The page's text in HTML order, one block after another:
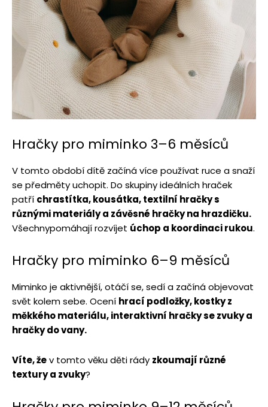
Hračky pro miminko 3–6 měsíců
V tomto období dítě začíná více používat ruce a snaží
se předměty uchopit. Do skupiny ideálních hraček
patří chrastítka, kousátka, textilní hračky s
různými materiály a závěsné hračky na hrazdičku.
Všechnypomáhají rozvíjet úchop a koordinaci rukou.
Hračky pro miminko 6–9 měsíců
Miminko je aktivnější, otáčí se, sedí a začíná objevovat
svět kolem sebe. Ocení hrací podložky, kostky z
měkkého materiálu, interaktivní hračky se zvuky a
hračky do vany.
Víte, žev tomto věku děti rády zkoumají různé
textury a zvuky?